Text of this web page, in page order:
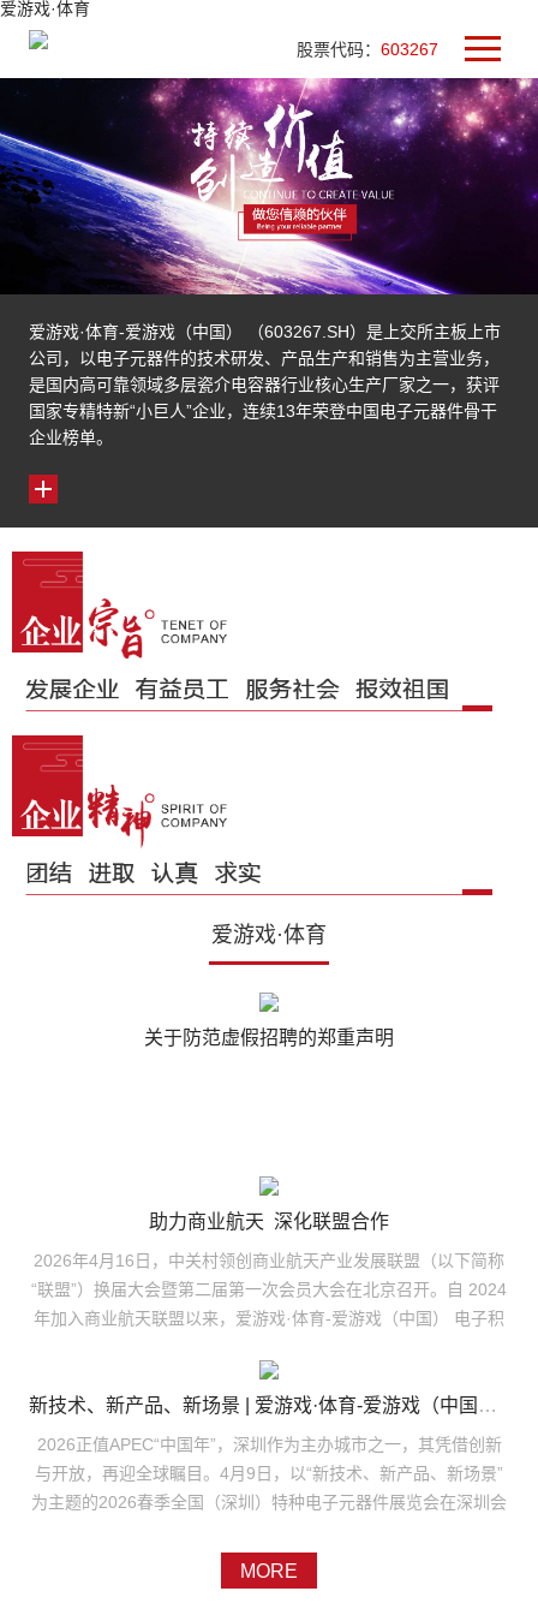
爱游戏·体育
股票代码： 603267
爱游戏·体育-爱游戏（中国） （603267.SH）是上交所主板上市
公司，以电子元器件的技术研发、产品生产和销售为主营业务，
是国内高可靠领域多层瓷介电容器行业核心生产厂家之一，获评
国家专精特新“小巨人”企业，连续13年荣登中国电子元器件骨干
企业榜单。
爱游戏·体育
关于防范虚假招聘的郑重声明
助力商业航天 深化联盟合作
2026年4月16日，中关村领创商业航天产业发展联盟（以下简称
“联盟”）换届大会暨第二届第一次会员大会在北京召开。自 2024
年加入商业航天联盟以来，爱游戏·体育-爱游戏（中国） 电子积
届理事会理事单位，公司总工程师胜鹏作为理事参会并领取理事
证书，此次入选理事单位，彰显公司在商业航天领域的行业地位
与品牌影响力再上新台阶。中关村领创商业航天产业发展联盟是
国内商业航天领域首家在民政部门正式注册的行业社会组织，可
以在全国开展业务和吸收会员，以“聚焦商业航天、推动产业融
势力量。本次大会选举产生的新一届理事会，将为产业注入新动
能。爱游戏·体育-爱游戏（中国） 电子作为国内高可靠电子元器
新技术、新产品、新场景 | 爱游戏·体育-爱游戏（中国） 电子亮相2026春季全国（深圳）特种电子元器件展
2026正值APEC“中国年”，深圳作为主办城市之一，其凭借创新
与开放，再迎全球瞩目。4月9日，以“新技术、新产品、新场景”
为主题的2026春季全国（深圳）特种电子元器件展览会在深圳会
小丹、副总经理吕鹏带队，携核心技术与创新成果亮相本届展
会，以科技实力为行业注入新动能。系列产品亮相，展现核心技
MORE